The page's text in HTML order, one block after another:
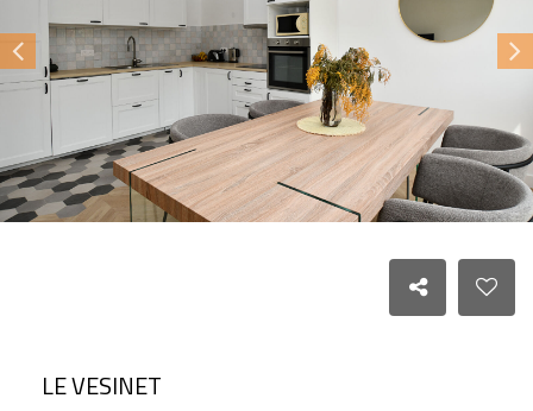
LE VESINET